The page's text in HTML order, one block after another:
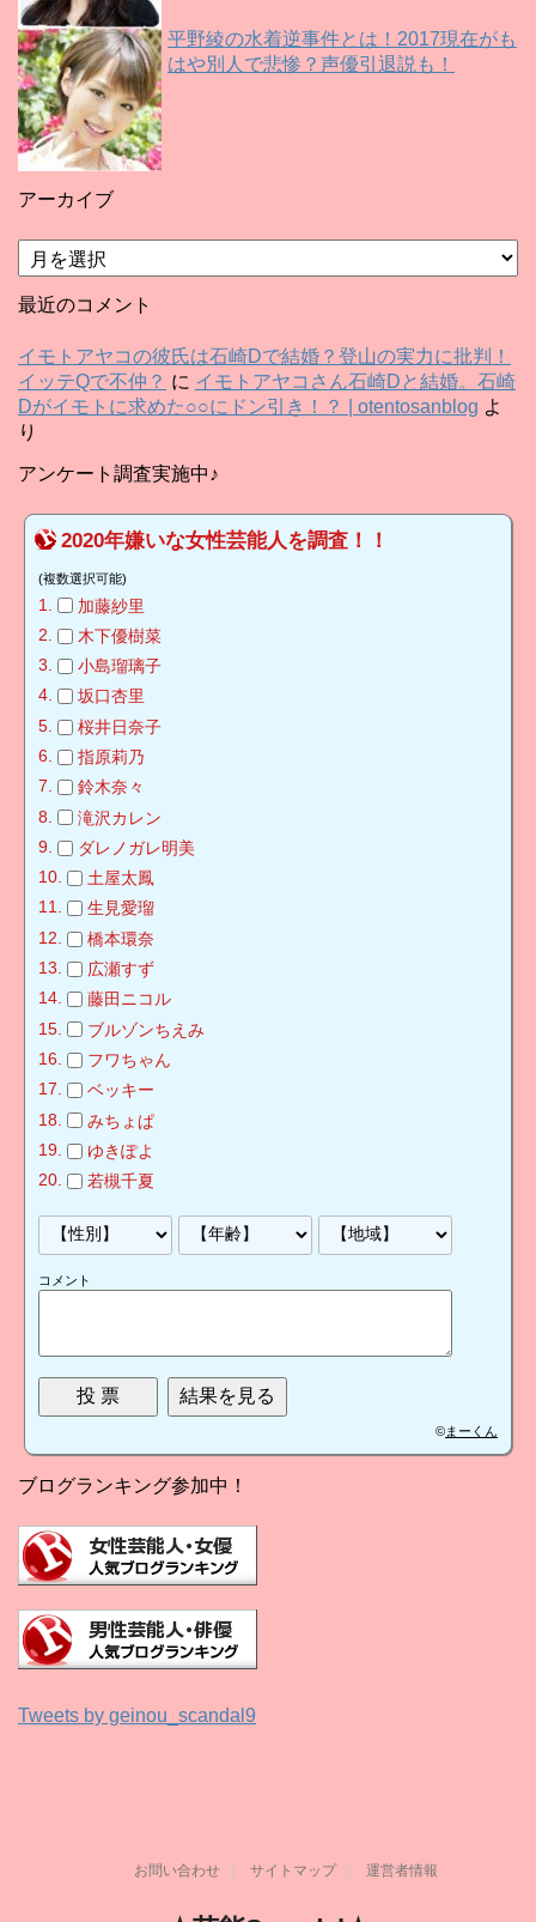
平野綾の水着逆事件とは！2017現在がも
はや別人で悲惨？声優引退説も！
アーカイブ
ア
ー
カ
ブ
最近のコメント
イモトアヤコの彼氏は石崎Dで結婚？登山の実力に批判！
イッテQで不仲？ に イモトアヤコさん石崎Dと結婚。石崎
Dがイモトに求めた○○にドン引き！？ | otentosanblog よ
り
アンケート調査実施中♪
2020年嫌いな女性芸能人を調査！！
(複数選択可能)
加藤紗里
木下優樹菜
小島瑠璃子
坂口杏里
桜井日奈子
指原莉乃
鈴木奈々
滝沢カレン
ダレノガレ明美
土屋太鳳
生見愛瑠
橋本環奈
広瀬すず
藤田ニコル
ブルゾンちえみ
フワちゃん
ベッキー
みちょぱ
ゆきぽよ
若槻千夏
コメント
©まーくん
ブログランキング参加中！
Tweets by geinou_scandal9
お問い合わせ サイトマップ 運営者情報